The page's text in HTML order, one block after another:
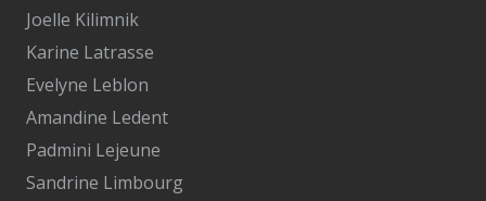
Joelle Kilimnik
Karine Latrasse
Evelyne Leblon
Amandine Ledent
Padmini Lejeune
Sandrine Limbourg